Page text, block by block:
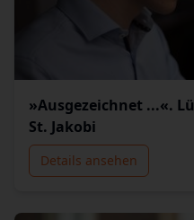
»Ausgezeichnet ...«.
St. Jakobi
Details ansehen